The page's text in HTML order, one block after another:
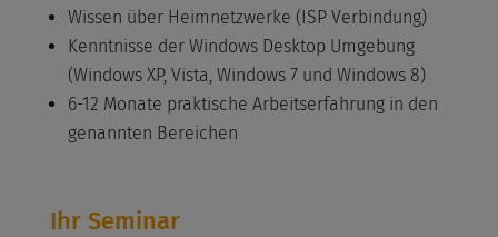
Wissen über Heimnetzwerke (ISP Verbindung)
Kenntnisse der Windows Desktop Umgebung
(Windows XP, Vista, Windows 7 und Windows 8)
6-12 Monate praktische Arbeitserfahrung in den
genannten Bereichen
Ihr Seminar